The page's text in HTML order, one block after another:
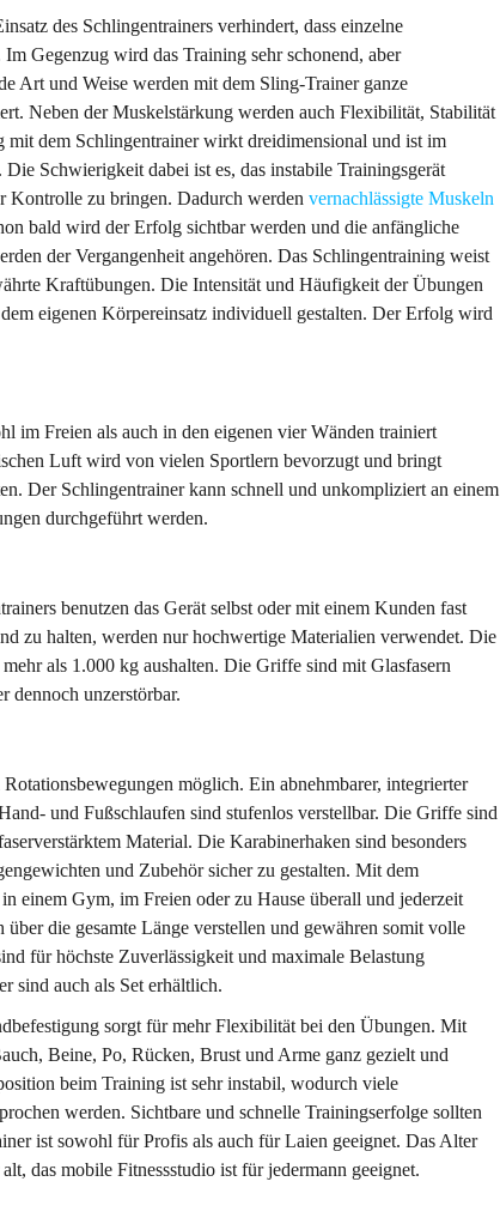
des Schlingentrainers verhindert, dass einzelne
Gegenzug wird das Training sehr schonend, aber
Art und Weise werden mit dem Sling-Trainer ganze
Neben der Muskelstärkung werden auch Flexibilität, Stabilität
mit dem Schlingentrainer wirkt dreidimensional und ist im
Schwierigkeit dabei ist es, das instabile Trainingsgerät
Kontrolle zu bringen. Dadurch werden vernachlässigte Muskeln
bald wird der Erfolg sichtbar werden und die anfängliche
der Vergangenheit angehören. Das Schlingentraining weist
Kraftübungen. Die Intensität und Häufigkeit der Übungen
eigenen Körpereinsatz individuell gestalten. Der Erfolg wird
im Freien als auch in den eigenen vier Wänden trainiert
Luft wird von vielen Sportlern bevorzugt und bringt
Der Schlingentrainer kann schnell und unkompliziert an einem
durchgeführt werden.
benutzen das Gerät selbst oder mit einem Kunden fast
zu halten, werden nur hochwertige Materialien verwendet. Die
als 1.000 kg aushalten. Die Griffe sind mit Glasfasern
dennoch unzerstörbar.
möglich. Ein abnehmbarer, integrierter
und Fußschlaufen sind stufenlos verstellbar. Die Griffe sind
Material. Die Karabinerhaken sind besonders
und Zubehör sicher zu gestalten. Mit dem
einem Gym, im Freien oder zu Hause überall und jederzeit
die gesamte Länge verstellen und gewähren somit volle
für höchste Zuverlässigkeit und maximale Belastung
sind auch als Set erhältlich.
sorgt für mehr Flexibilität bei den Übungen. Mit
Beine, Po, Rücken, Brust und Arme ganz gezielt und
beim Training ist sehr instabil, wodurch viele
werden. Sichtbare und schnelle Trainingserfolge sollten
ist sowohl für Profis als auch für Laien geeignet. Das Alter
das mobile Fitnessstudio ist für jedermann geeignet.